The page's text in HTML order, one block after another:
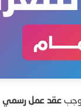
عقد عمل رسمي